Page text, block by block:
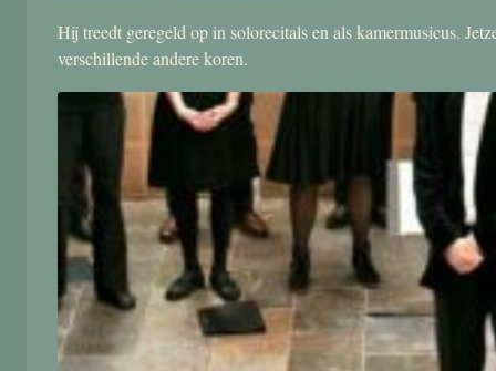
Hij treedt geregeld op in solorecitals en als kamermusicus.
verschillende andere koren.